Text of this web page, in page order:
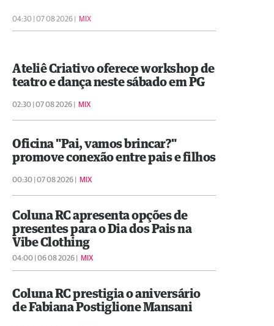
04:30 | 07 08 2026 | MIX
Ateliê Criativo oferece workshop de
teatro e dança neste sábado em PG
02:30 | 07 08 2026 | MIX
Oficina "Pai, vamos brincar?"
promove conexão entre pais e filhos
00:30 | 07 08 2026 | MIX
Coluna RC apresenta opções de
presentes para o Dia dos Pais na
Vibe Clothing
04:00 | 06 08 2026 | MIX
Coluna RC prestigia o aniversário
de Fabiana Postiglione Mansani